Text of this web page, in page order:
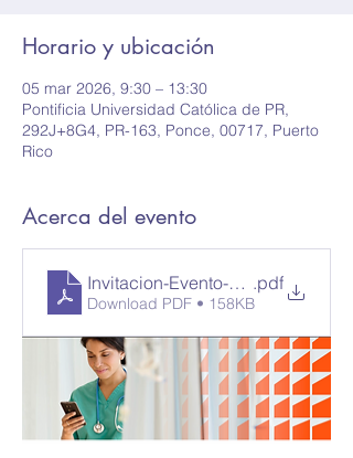
Horario y ubicación
05 mar 2026, 9:30 – 13:30
Pontificia Universidad Católica de PR,
292J+8G4, PR-163, Ponce, 00717, Puerto
Rico
Acerca del evento
Invitacion-Evento-Puerto-Rico-5-
.pdf
Download PDF • 158KB